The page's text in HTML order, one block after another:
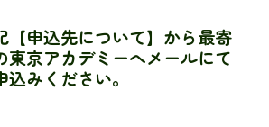
【申込先について】から最寄
東京アカデミーへメールにて
込みください。